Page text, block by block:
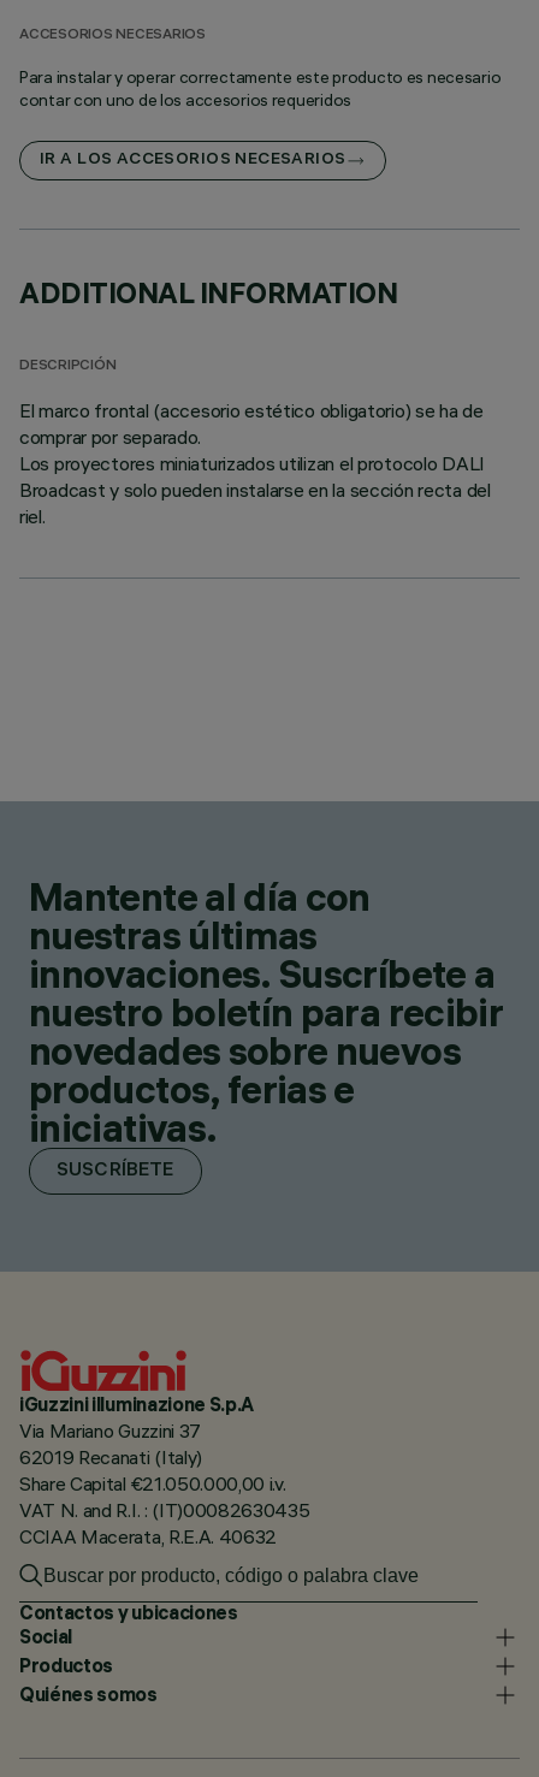
ACCESORIOS NECESARIOS
Para instalar y operar correctamente este producto es necesario
contar con uno de los accesorios requeridos
IR A LOS ACCESORIOS NECESARIOS
ADDITIONAL INFORMATION
DESCRIPCIÓN
El marco frontal (accesorio estético obligatorio) se ha de
comprar por separado.
Los proyectores miniaturizados utilizan el protocolo DALI
Broadcast y solo pueden instalarse en la sección recta del
riel.
Mantente al día con
nuestras últimas
innovaciones. Suscríbete a
nuestro boletín para recibir
novedades sobre nuevos
productos, ferias e
iniciativas.
SUSCRÍBETE
iGuzzini illuminazione S.p.A
Via Mariano Guzzini 37
62019 Recanati (Italy)
Share Capital €21.050.000,00 i.v.
VAT N. and R.I. : (IT)00082630435
CCIAA Macerata, R.E.A. 40632
Contactos y ubicaciones
Social
Productos
Quiénes somos